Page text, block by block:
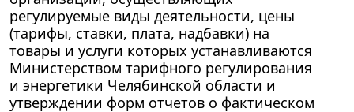
регулируемые виды деятельности, цены
(тарифы, ставки, плата, надбавки) на
товары и услуги которых устанавливаются
Министерством тарифного регулирования
и энергетики Челябинской области и
утверждении форм отчетов о фактическом